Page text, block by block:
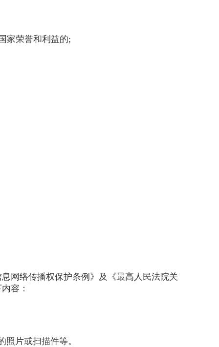
家荣誉和利益的;
络传播权保护条例》及《最高人民法院关
容：
片或扫描件等。